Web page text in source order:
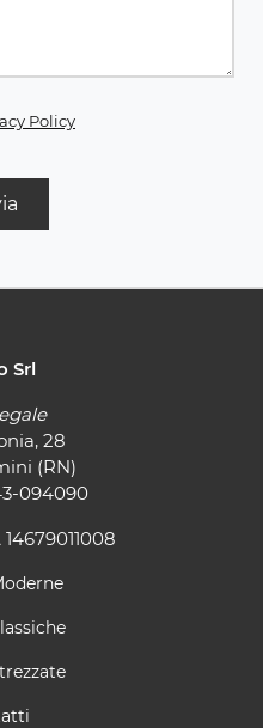
Policy
Srl
28
(RN)
094090